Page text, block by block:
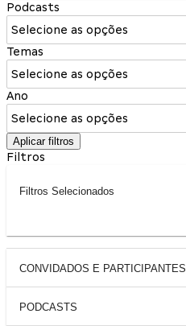
Podcasts
Selecione as opções
Temas
Selecione as opções
Ano
Selecione as opções
Aplicar filtros
Filtros
Filtros Selecionados
CONVIDADOS E PARTICIPANTES
PODCASTS